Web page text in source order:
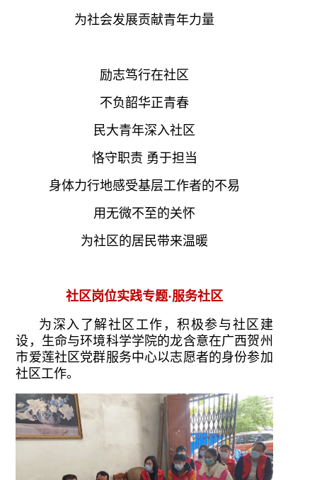
为社会发展贡献青年力量
励志笃行在社区
不负韶华正青春
民大青年深入社区
恪守职责 勇于担当
身体力行地感受基层工作者的不易
用无微不至的关怀
为社区的居民带来温暖
社区岗位实践专题·服务社区
为深入了解社区工作，积极参与社区建
设，生命与环境科学学院的龙含意在广西贺州
市爱莲社区党群服务中心以志愿者的身份参加
社区工作。